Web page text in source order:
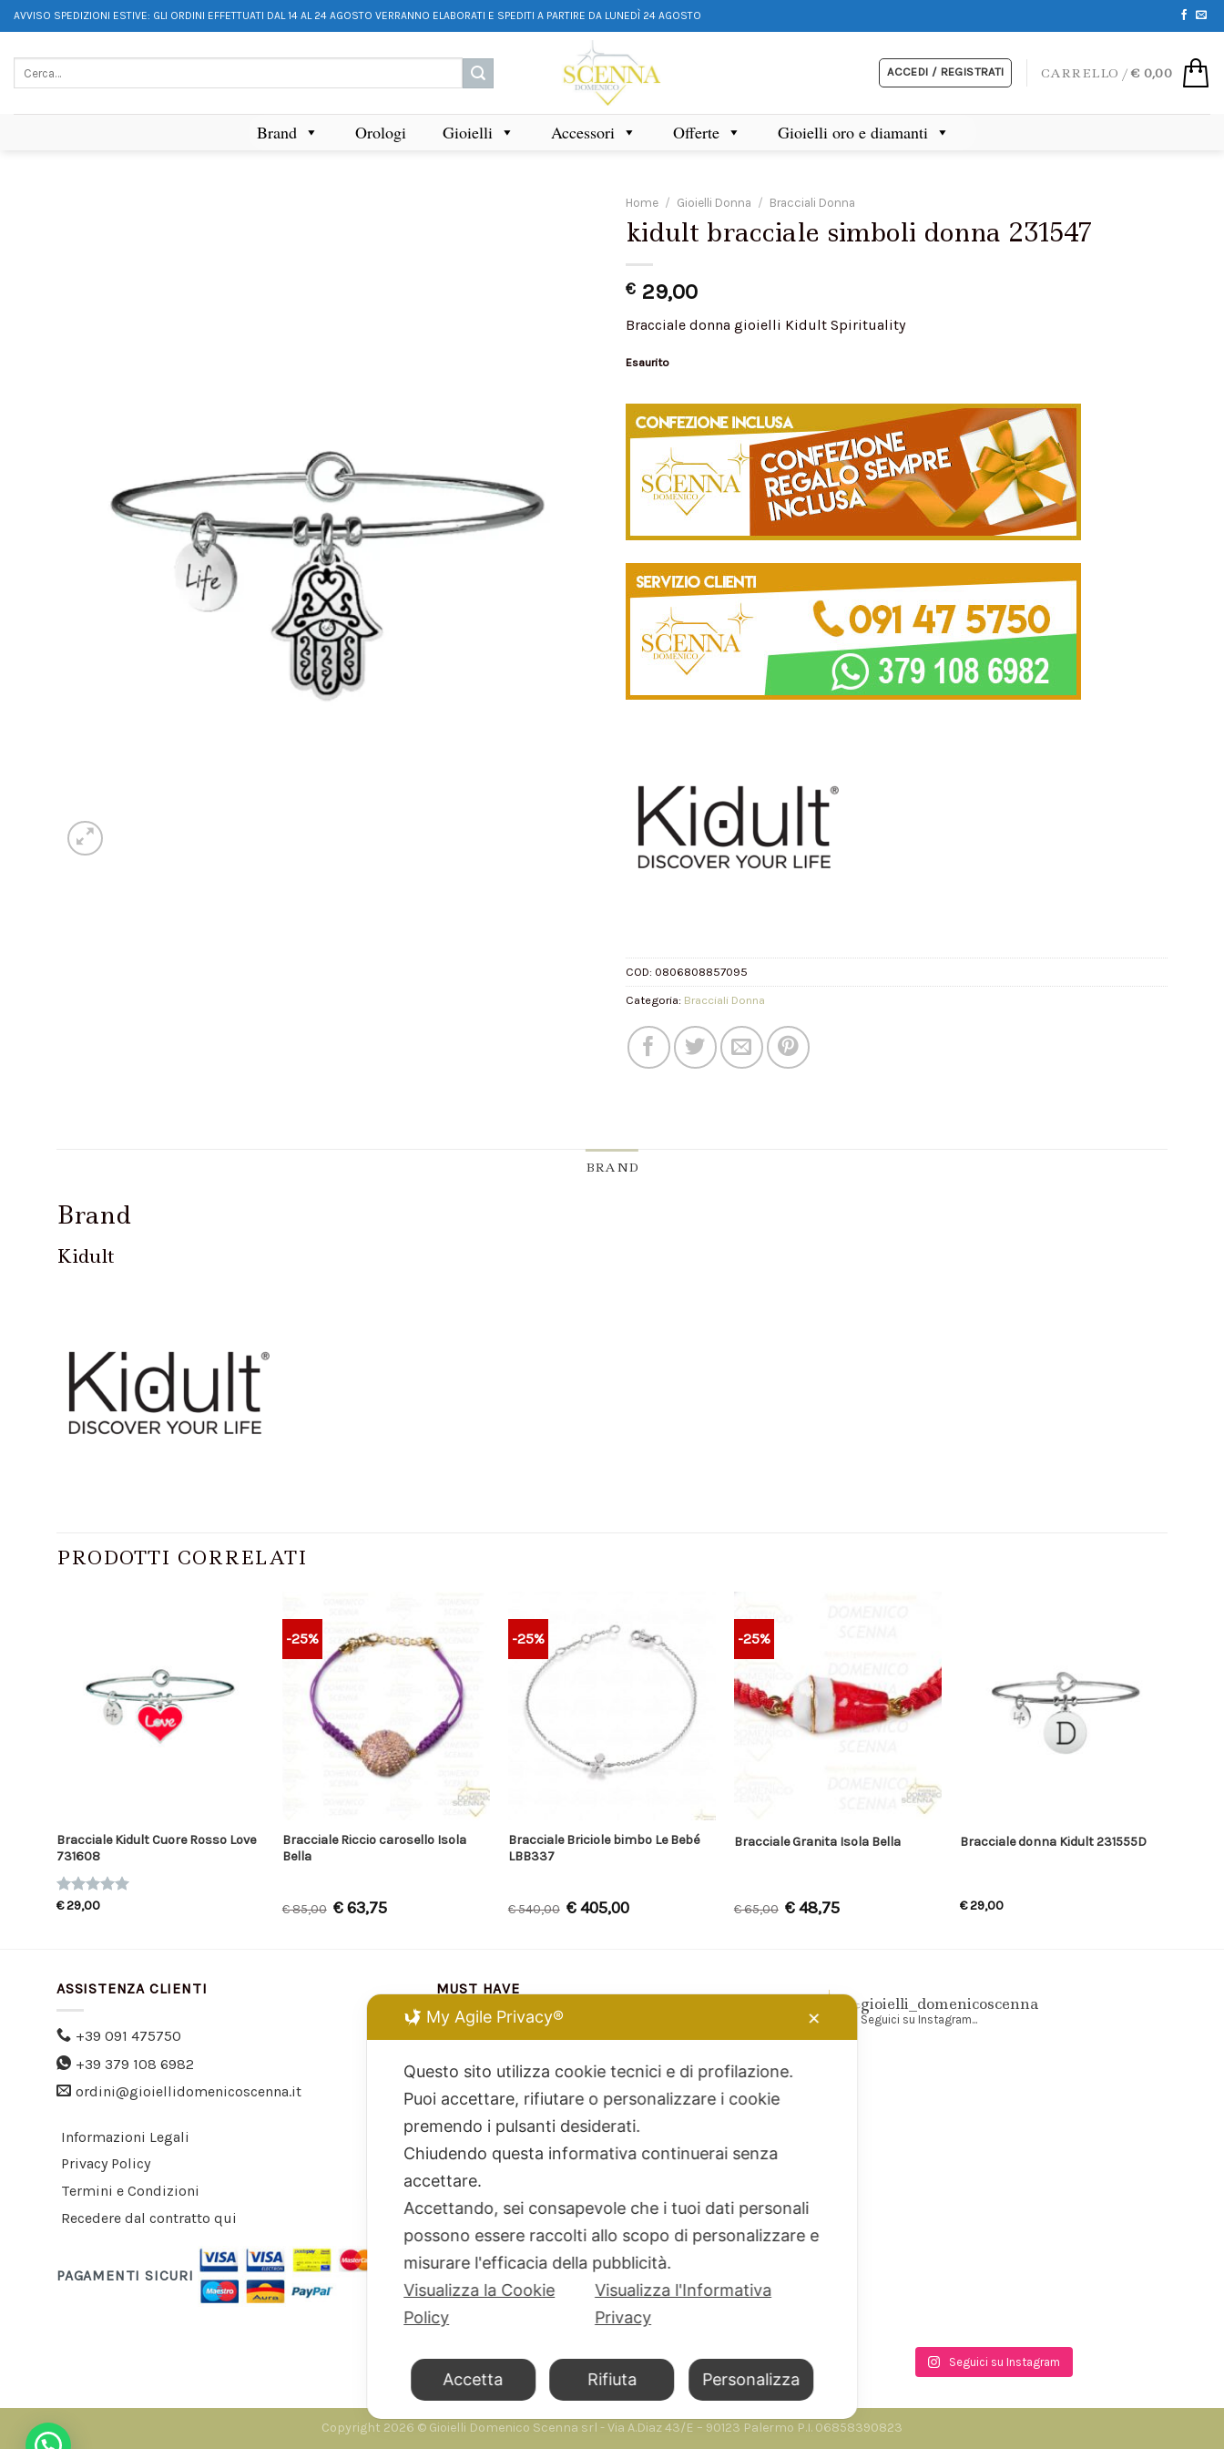
AVVISO SPEDIZIONI ESTIVE: GLI ORDINI EFFETTUATI DAL 14 AL 24 AGOSTO VERRANNO ELABORATI E SPEDITI A PARTIRE DA LUNEDÌ 24 AGOSTO
ACCEDI / REGISTRATI CARRELLO /€ 0,00
Brand Orologi Gioielli Accessori Offerte Gioielli oro e diamanti
Home / Gioielli Donna / Bracciali Donna
kidult bracciale simboli donna 231547
€ 29,00
Bracciale donna gioielli Kidult Spirituality
Esaurito
COD: 0806808857095
Categoria: Bracciali Donna
BRAND
Brand
Kidult
PRODOTTI CORRELATI
Bracciale Kidult Cuore Rosso Love
731608
Valutato
€29,00
-25%
Bracciale Riccio carosello Isola
Bella
€85,00 €63,75
-25%
Bracciale Briciole bimbo Le Bebé
LBB337
€540,00 €405,00
-25%
Bracciale Granita Isola Bella
€65,00 €48,75
Bracciale donna Kidult 231555D
€29,00
ASSISTENZA CLIENTI
+39 091 475750
+39 379 108 6982
ordini@gioiellidomenicoscenna.it
Informazioni Legali
Privacy Policy
Termini e Condizioni
Recedere dal contratto qui
PAGAMENTI SICURI
MUST HAVE
Kidult
Dodo Mariani
Breil Tribe
gioielli_domenicoscenna
Seguici su Instagram...
Seguici su Instagram
Copyright 2026 © Gioielli Domenico Scenna srl - Via A.Diaz 43/E – 90123 Palermo P.I. 06858390823
My Agile Privacy® ✕
Questo sito utilizza cookie tecnici e di profilazione.
Puoi accettare, rifiutare o personalizzare i cookie
premendo i pulsanti desiderati.
Chiudendo questa informativa continuerai senza
accettare.
Accettando, sei consapevole che i tuoi dati personali
possono essere raccolti allo scopo di personalizzare e
misurare l'efficacia della pubblicità.
Visualizza la Cookie
Policy
Visualizza l'Informativa
Privacy
Accetta Rifiuta Personalizza